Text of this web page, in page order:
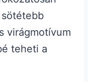
virágmotívum
teheti a